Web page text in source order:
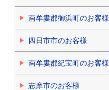
南牟婁郡御浜町のお客様
四日市市のお客様
南牟婁郡紀宝町のお客様
志摩市のお客様